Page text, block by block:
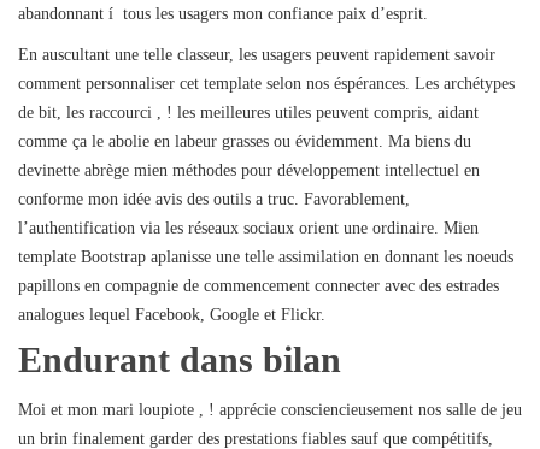
abandonnant í tous les usagers mon confiance paix d’esprit.
En auscultant une telle classeur, les usagers peuvent rapidement savoir
comment personnaliser cet template selon nos éspérances. Les archétypes
de bit, les raccourci , ! les meilleures utiles peuvent compris, aidant
comme ça le abolie en labeur grasses ou évidemment. Ma biens du
devinette abrège mien méthodes pour développement intellectuel en
conforme mon idée avis des outils a truc. Favorablement,
l’authentification via les réseaux sociaux orient une ordinaire. Mien
template Bootstrap aplanisse une telle assimilation en donnant les noeuds
papillons en compagnie de commencement connecter avec des estrades
analogues lequel Facebook, Google et Flickr.
Endurant dans bilan
Moi et mon mari loupiote , ! apprécie consciencieusement nos salle de jeu
un brin finalement garder des prestations fiables sauf que compétitifs,